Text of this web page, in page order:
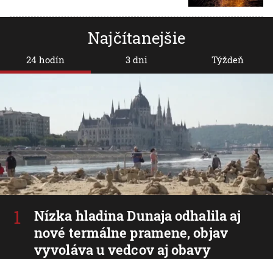
Najčítanejšie
24 hodín
Nízka hladina Dunaja odhalila aj
nové termálne pramene, objav
vyvoláva u vedcov aj obavy
3 dni Týždeň